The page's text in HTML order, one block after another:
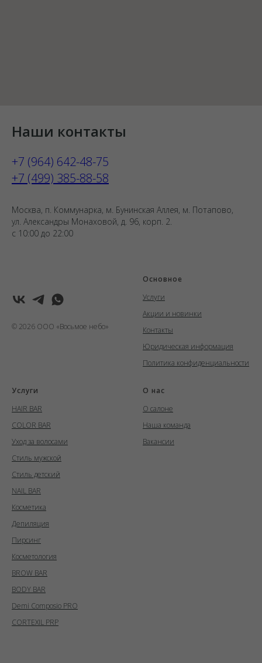
Наши контакты
+7 (964) 642-48-75
+7 (499) 385-88-58
Москва, п. Коммунарка, м. Бунинская Аллея, м. Потапово,
ул. Александры Монаховой, д. 96, корп. 2.
с 10:00 до 22:00
© 2026 ООО «Восьмое небо»
Основное
Услуги
Акции и новинки
Контакты
Юридическая информация
Политика конфиденциальности
Услуги
HAIR BAR
COLOR BAR
Уход за волосами
Стиль мужской
Стиль детский
NAIL BAR
Косметика
Депиляция
Пирсинг
Косметология
BROW BAR
BODY BAR
Demi Composio PRO
CORTEXIL PRP
О нас
О салоне
Наша команда
Вакансии